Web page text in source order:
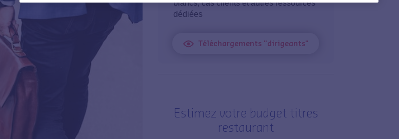
blancs, cas clients et autres ressources
dédiées
Téléchargements "dirigeants"
Estimez votre budget titres
restaurant